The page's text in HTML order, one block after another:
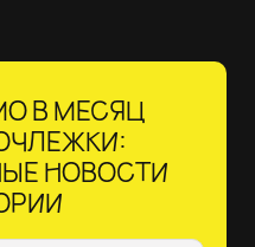
В МЕСЯЦ
НОВОСТИ